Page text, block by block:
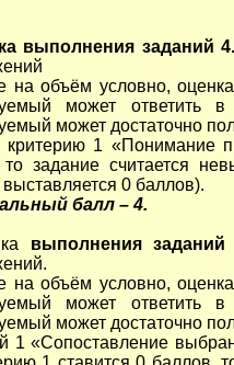
выполнения заданий
на объём условно,
может ответить
может достаточно
критерию 1 «Понимание
то задание считается
0 баллов).
балл – 4.
выполнения
на объём условно,
может ответить
может достаточно
1 «Сопоставление